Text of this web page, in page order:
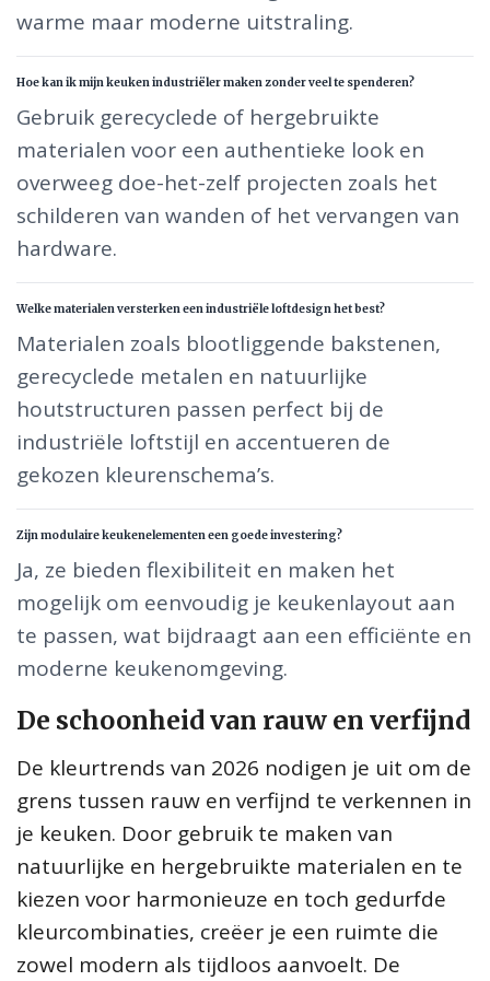
warme maar moderne uitstraling.
Hoe kan ik mijn keuken industriëler maken zonder veel te spenderen?
Gebruik gerecyclede of hergebruikte
materialen voor een authentieke look en
overweeg doe-het-zelf projecten zoals het
schilderen van wanden of het vervangen van
hardware.
Welke materialen versterken een industriële loftdesign het best?
Materialen zoals blootliggende bakstenen,
gerecyclede metalen en natuurlijke
houtstructuren passen perfect bij de
industriële loftstijl en accentueren de
gekozen kleurenschema’s.
Zijn modulaire keukenelementen een goede investering?
Ja, ze bieden flexibiliteit en maken het
mogelijk om eenvoudig je keukenlayout aan
te passen, wat bijdraagt aan een efficiënte en
moderne keukenomgeving.
De schoonheid van rauw en verfijnd
De kleurtrends van 2026 nodigen je uit om de
grens tussen rauw en verfijnd te verkennen in
je keuken. Door gebruik te maken van
natuurlijke en hergebruikte materialen en te
kiezen voor harmonieuze en toch gedurfde
kleurcombinaties, creëer je een ruimte die
zowel modern als tijdloos aanvoelt. De